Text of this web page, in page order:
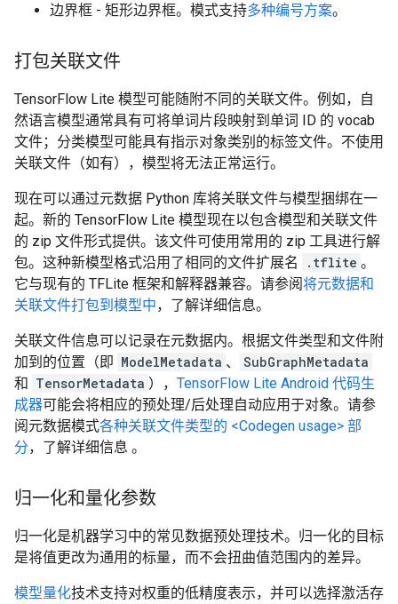
边界框 - 矩形边界框。模式支持多种编号方案。
打包关联文件
TensorFlow Lite 模型可能随附不同的关联文件。例如，自
然语言模型通常具有可将单词片段映射到单词 ID 的 vocab
文件；分类模型可能具有指示对象类别的标签文件。不使用
关联文件（如有），模型将无法正常运行。
现在可以通过元数据 Python 库将关联文件与模型捆绑在一
起。新的 TensorFlow Lite 模型现在以包含模型和关联文件
的 zip 文件形式提供。该文件可使用常用的 zip 工具进行解
包。这种新模型格式沿用了相同的文件扩展名
.tflite 。
它与现有的 TFLite 框架和解释器兼容。请参阅将元数据和
关联文件打包到模型中，了解详细信息。
关联文件信息可以记录在元数据内。根据文件类型和文件附
加到的位置（即 ModelMetadata 、
SubGraphMetadata
和 TensorMetadata ）， TensorFlow Lite Android 代码生
成器可能会将相应的预处理/后处理自动应用于对象。请参
阅元数据模式各种关联文件类型的 <Codegen usage> 部
分，了解详细信息 。
归一化和量化参数
归一化是机器学习中的常见数据预处理技术。归一化的目标
是将值更改为通用的标量，而不会扭曲值范围内的差异。
模型量化技术支持对权重的低精度表示，并可以选择激活存